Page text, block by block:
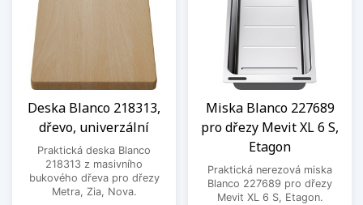
Deska Blanco 218313,
dřevo, univerzální
Praktická deska Blanco
218313 z masivního
bukového dřeva pro dřezy
Metra, Zia, Nova.
Miska Blanco 227689
pro dřezy Mevit XL 6 S,
Etagon
Praktická nerezová miska
Blanco 227689 pro dřezy
Mevit XL 6 S, Etagon.